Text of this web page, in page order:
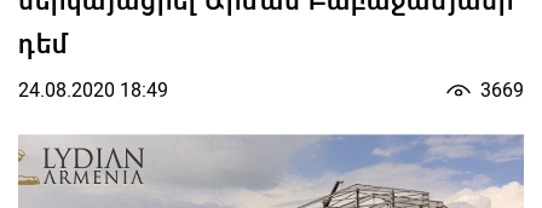
դեմ
24.08.2020 18:49 3669